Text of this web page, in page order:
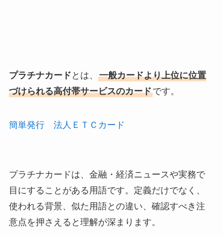
プラチナカード とは、 一般カードより上位に位置
づけられる高付帯サービスのカードです。
簡単発行 法人ＥＴＣカード
プラチナカードは、金融・経済ニュースや実務で
目にすることがある用語です。定義だけでなく、
使われる背景、似た用語との違い、確認すべき注
意点を押さえると理解が深まります。